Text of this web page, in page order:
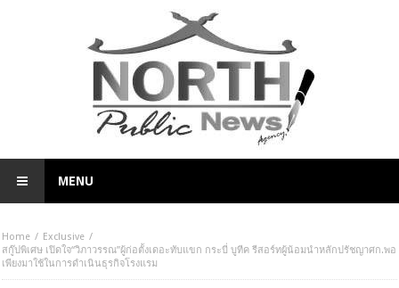
MENU
Home
Exclusive
สกู๊ปพิเศษ เปิดใจ“วิภาวรรณ”ผู้ก่อตั้งเดอะทับแขก กระบี่ บูทีค รีสอร์ทผู้น้อมนำหลักปรัชญาศก.พอ
เพียงมาใช้ในการดำเนินธุรกิจโรงแรม